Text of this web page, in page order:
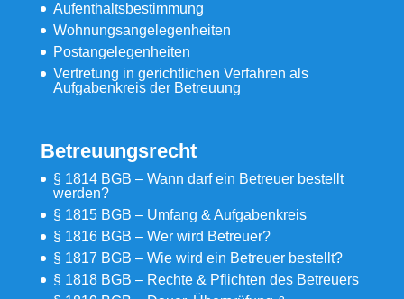
Aufenthaltsbestimmung
Wohnungsangelegenheiten
Postangelegenheiten
Vertretung in gerichtlichen Verfahren als
Aufgabenkreis der Betreuung
Betreuungsrecht
§ 1814 BGB – Wann darf ein Betreuer bestellt
werden?
§ 1815 BGB – Umfang & Aufgabenkreis
§ 1816 BGB – Wer wird Betreuer?
§ 1817 BGB – Wie wird ein Betreuer bestellt?
§ 1818 BGB – Rechte & Pflichten des Betreuers